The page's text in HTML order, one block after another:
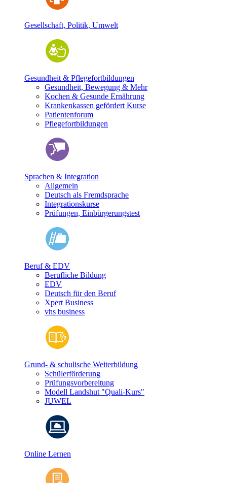
Gesellschaft, Politik, Umwelt
Gesundheit & Pflegefortbildungen
Gesundheit, Bewegung & Mehr
Kochen & Gesunde Ernährung
Krankenkassen gefördert Kurse
Patientenforum
Pflegefortbildungen
Sprachen & Integration
Allgemein
Deutsch als Fremdsprache
Integrationskurse
Prüfungen, Einbürgerungstest
Beruf & EDV
Berufliche Bildung
EDV
Deutsch für den Beruf
Xpert Business
vhs business
Grund- & schulische Weiterbildung
Schülerförderung
Prüfungsvorbereitung
Modell Landshut "Quali-Kurs"
JUWEL
Online Lernen